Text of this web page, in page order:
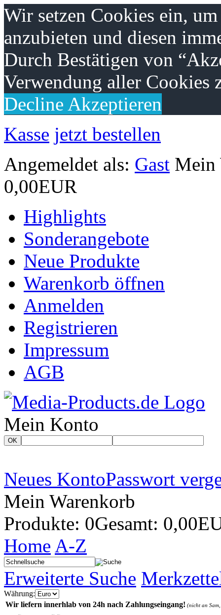
Wir setzen Cookies ein,
anzubieten und diesen
Durch Bestätigen von
Verwendung aller Cookies
Decline Akzeptieren
Kasse jetzt bestellen
Angemeldet als: Gast Mein
0,00EUR
Highlights
Sonderangebote
Neue Produkte
Warenkorb öffnen
Anmelden
Registrieren
Impressum
AGB
Mein Konto
OK
Neues KontoPasswort
Mein Warenkorb
Produkte: 0Gesamt:
Home A-Z
Erweiterte Suche
Währung:
Wir liefern innerhlab von 24h nach Zahlungseingang! (nicht an